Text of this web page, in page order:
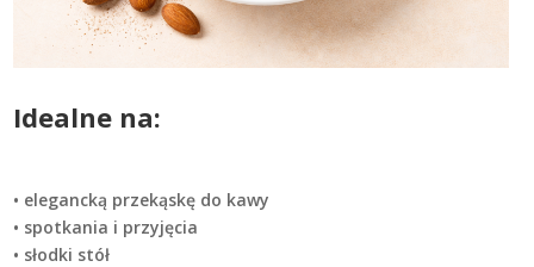
Idealne na:
• elegancką przekąskę do kawy
• spotkania i przyjęcia
• słodki stół